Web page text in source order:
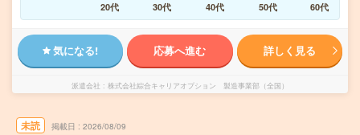
20代
30代 40代 50代 60代
気になる! 応募へ進む 詳しく見る
派遣会社 株式会社綜合キャリアオプション 製造事業部（全国）
未読 掲載日 2026/08/09